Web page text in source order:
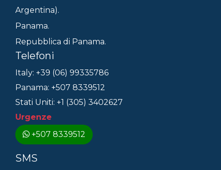
Argentina).
Panama.
Repubblica di Panama.
Telefoni
Italy: +39 (06) 99335786
Panama: +507 8339512
Stati Uniti: +1 (305) 3402627
Urgenze
+507 8339512
SMS